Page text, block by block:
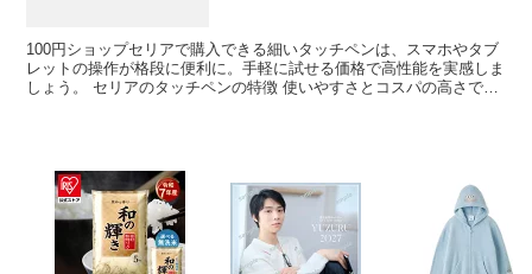
100円ショップセリアで購入できる細いタッチペンは、スマホやタブ
レットの操作が格段に便利に。手軽に試せる価格で高性能を実感しま
しょう。 セリアのタッチペンの特徴 使いやすさとコスパの高さで注